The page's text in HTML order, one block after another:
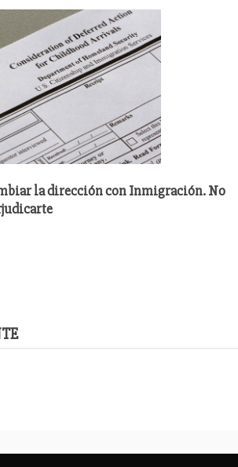
la dirección con Inmigración. No